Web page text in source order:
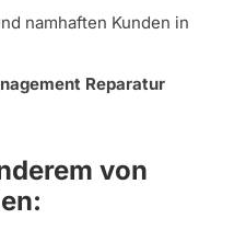
namhaften Kunden in
Reparatur
von